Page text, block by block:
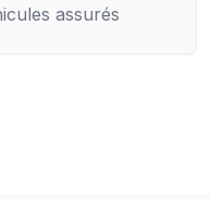
assurés